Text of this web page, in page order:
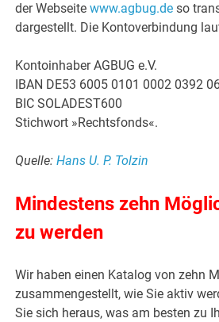
der Webseitewww.agbug.de so
dargestellt. Die Kontoverbindung
Kontoinhaber AGBUG e.V.
IBAN DE53 6005 0101 0002 0392
BIC SOLADEST600
Stichwort »Rechtsfonds«.
Quelle:Hans U. P. Tolzin
Mindestens zehn
zu werden
Wir haben einen Katalog von zehn
zusammengestellt, wie Sie aktiv
Sie sich heraus, was am besten zu